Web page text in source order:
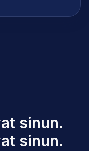
sinun.
sinun.